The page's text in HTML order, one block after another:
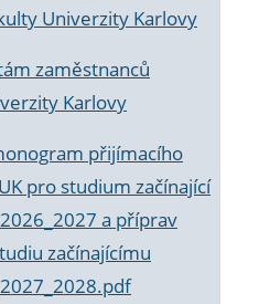
Univerzity Karlovy
zaměstnanců
Karlovy
přijímacího
pro studium začínající
a příprav
začínajícímu